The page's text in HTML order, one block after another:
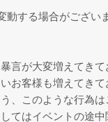
する場合がござい
言が大変増えてきて
お客様も増えてきて
、このような行為は
てはイベントの途中